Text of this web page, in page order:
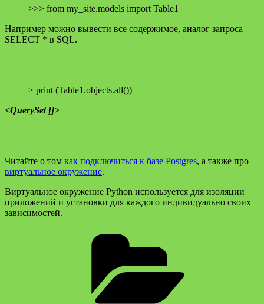
>>> from my_site.models import Table1
Например можно вывести все содержимое, аналог запроса
SELECT * в SQL.
> print (Table1.objects.all())
<QuerySet []>
Читайте о том как подключиться к базе Postgres, а также про
виртуальное окружение.
Виртуальное окружение Python используется для изоляции
приложений и установки для каждого индивидуально своих
зависимостей.